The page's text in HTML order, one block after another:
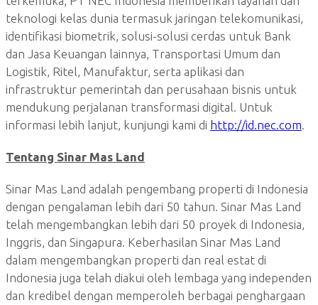
teknologi kelas dunia termasuk jaringan telekomunikasi,
identifikasi biometrik, solusi-solusi cerdas untuk Bank
dan Jasa Keuangan lainnya, Transportasi Umum dan
Logistik, Ritel, Manufaktur, serta aplikasi dan
infrastruktur pemerintah dan perusahaan bisnis untuk
mendukung perjalanan transformasi digital. Untuk
informasi lebih lanjut, kunjungi kami di http://id.nec.com
Tentang Sinar Mas Land
Sinar Mas Land adalah pengembang properti di Indonesia
dengan pengalaman lebih dari 50 tahun. Sinar Mas Land
telah mengembangkan lebih dari 50 proyek di Indonesia,
Inggris, dan Singapura. Keberhasilan Sinar Mas Land
dalam mengembangkan properti dan real estat di
Indonesia juga telah diakui oleh lembaga yang independen
dan kredibel dengan memperoleh berbagai penghargaan